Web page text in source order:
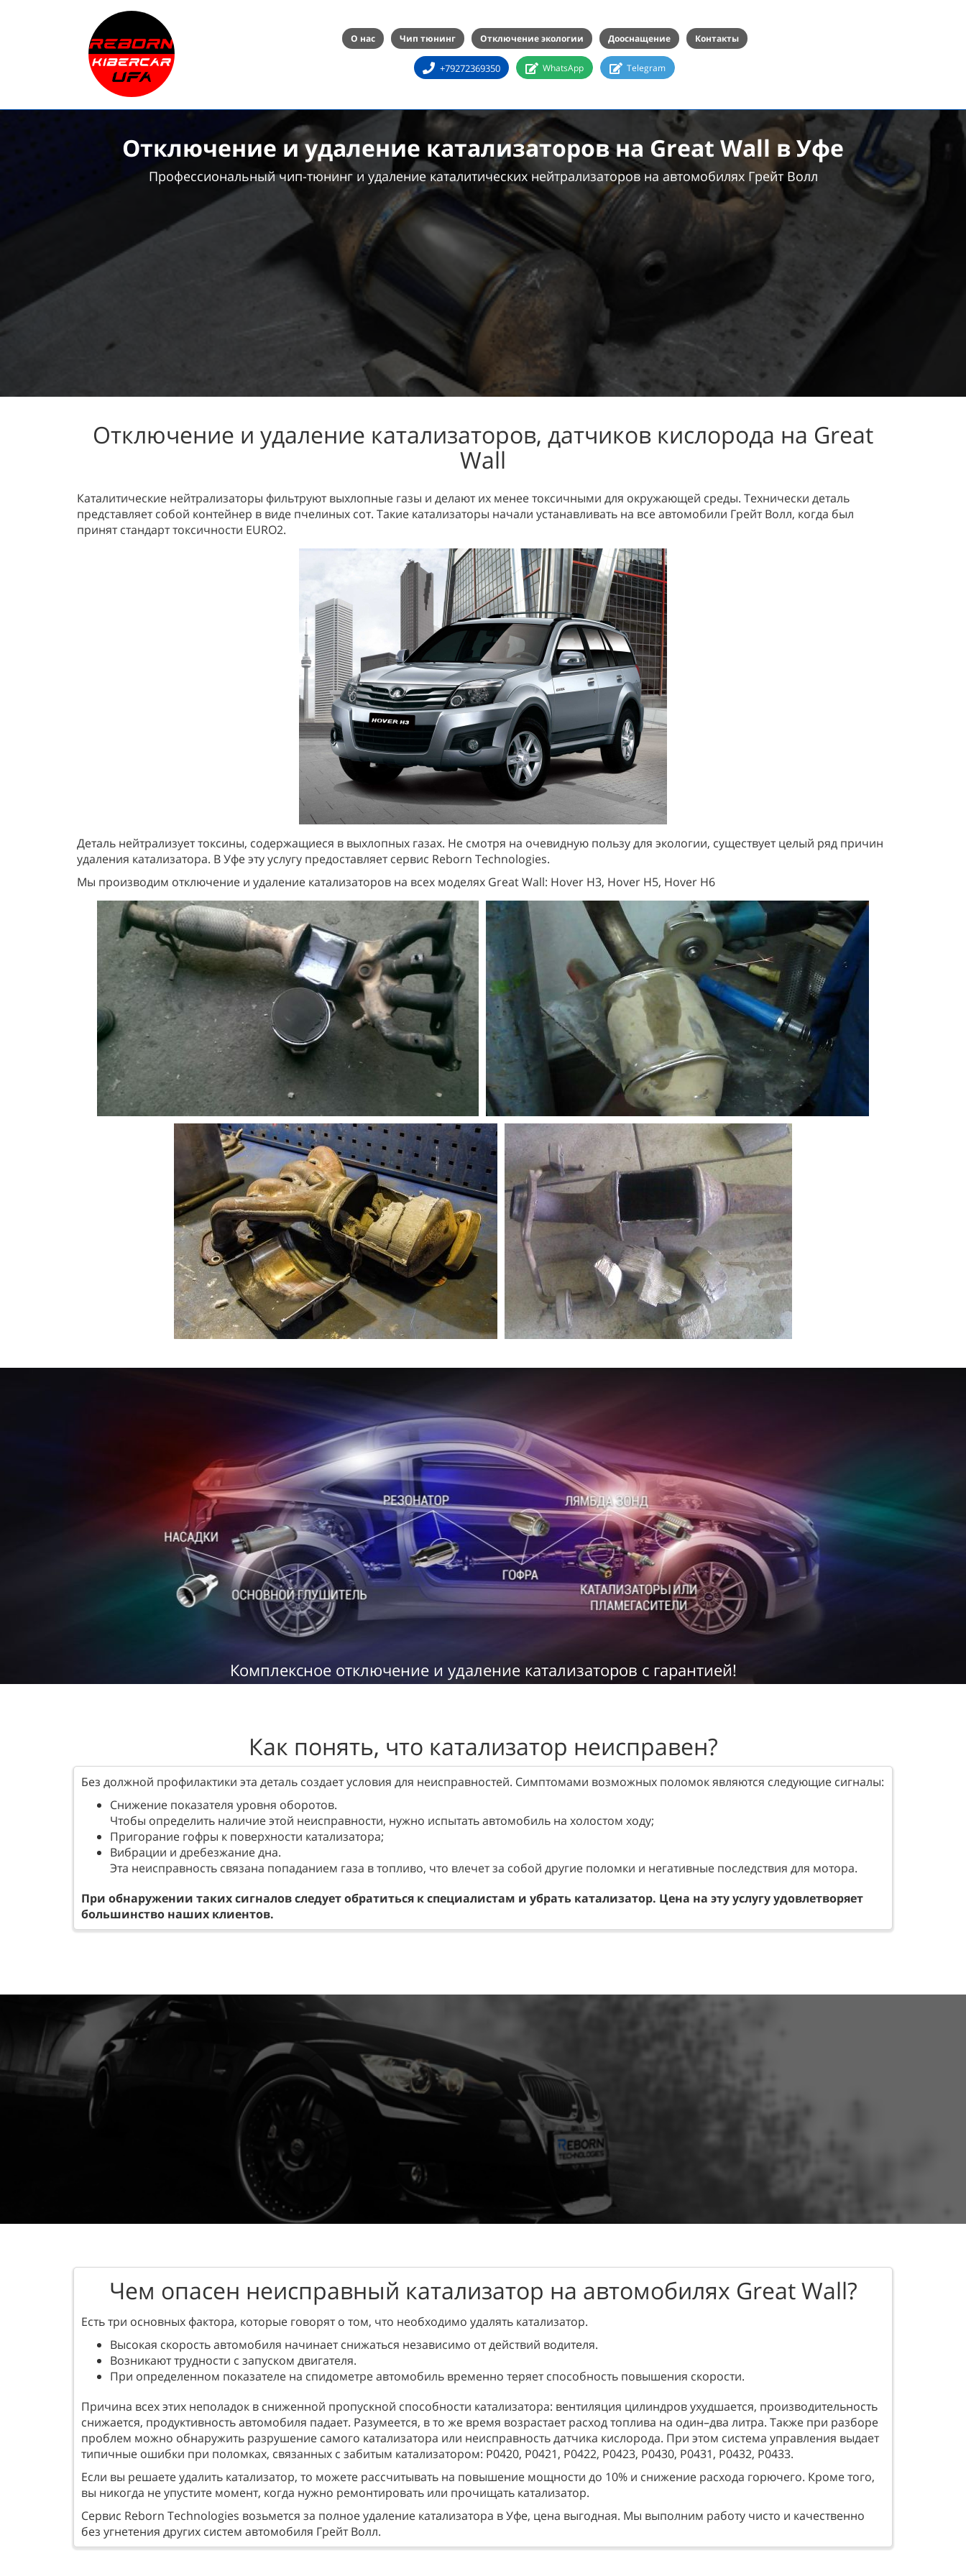
О нас Чип тюнинг Отключение экологии Дооснащение Контакты
+79272369350 WhatsApp Telegram
Отключение и удаление катализаторов на Great Wall в Уфе
Профессиональный чип-тюнинг и удаление каталитических нейтрализаторов на автомобилях Грейт Волл
Отключение и удаление катализаторов, датчиков кислорода на Great
Wall
Каталитические нейтрализаторы фильтруют выхлопные газы и делают их менее токсичными для окружающей среды. Технически деталь
представляет собой контейнер в виде пчелиных сот. Такие катализаторы начали устанавливать на все автомобили Грейт Волл, когда был
принят стандарт токсичности EURO2.
Деталь нейтрализует токсины, содержащиеся в выхлопных газах. Не смотря на очевидную пользу для экологии, существует целый ряд причин
удаления катализатора. В Уфе эту услугу предоставляет сервис Reborn Technologies.
Мы производим отключение и удаление катализаторов на всех моделях Great Wall: Hover H3, Hover H5, Hover H6
Комплексное отключение и удаление катализаторов с гарантией!
Как понять, что катализатор неисправен?
Без должной профилактики эта деталь создает условия для неисправностей. Симптомами возможных поломок являются следующие сигналы:
Снижение показателя уровня оборотов.
Чтобы определить наличие этой неисправности, нужно испытать автомобиль на холостом ходу;
Пригорание гофры к поверхности катализатора;
Вибрации и дребезжание дна.
Эта неисправность связана попаданием газа в топливо, что влечет за собой другие поломки и негативные последствия для мотора.
При обнаружении таких сигналов следует обратиться к специалистам и убрать катализатор. Цена на эту услугу удовлетворяет
большинство наших клиентов.
Чем опасен неисправный катализатор на автомобилях Great Wall?
Есть три основных фактора, которые говорят о том, что необходимо удалять катализатор.
Высокая скорость автомобиля начинает снижаться независимо от действий водителя.
Возникают трудности с запуском двигателя.
При определенном показателе на спидометре автомобиль временно теряет способность повышения скорости.
Причина всех этих неполадок в сниженной пропускной способности катализатора: вентиляция цилиндров ухудшается, производительность
снижается, продуктивность автомобиля падает. Разумеется, в то же время возрастает расход топлива на один–два литра. Также при разборе
проблем можно обнаружить разрушение самого катализатора или неисправность датчика кислорода. При этом система управления выдает
типичные ошибки при поломках, связанных с забитым катализатором: Р0420, Р0421, Р0422, Р0423, Р0430, Р0431, Р0432, Р0433.
Если вы решаете удалить катализатор, то можете рассчитывать на повышение мощности до 10% и снижение расхода горючего. Кроме того,
вы никогда не упустите момент, когда нужно ремонтировать или прочищать катализатор.
Сервис Reborn Technologies возьмется за полное удаление катализатора в Уфе, цена выгодная. Мы выполним работу чисто и качественно
без угнетения других систем автомобиля Грейт Волл.